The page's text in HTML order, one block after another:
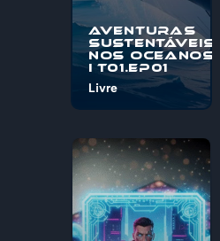
Aventuras
Sustentáveis
nos Oceanos
I T01.EP01
Livre
Bem-vindo à
Sustentáveis nos
Oceanos", uma
jornada épica
pelos mistérios e
maravi...